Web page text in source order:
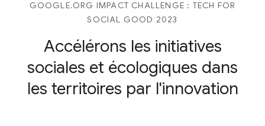
GOOGLE.ORG IMPACT CHALLENGE : TECH FOR
SOCIAL GOOD 2023
Accélérons les initiatives
sociales et écologiques dans
les territoires par l'innovation